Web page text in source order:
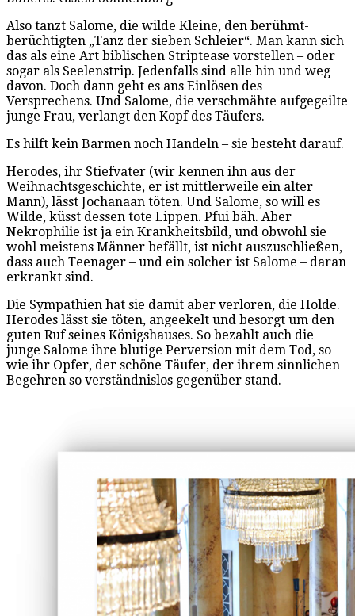
Also tanzt Salome, die wilde Kleine, den berühmt-
berüchtigten „Tanz der sieben Schleier“. Man kann sich
das als eine Art biblischen Striptease vorstellen – oder
sogar als Seelenstrip. Jedenfalls sind alle hin und weg
davon. Doch dann geht es ans Einlösen des
Versprechens. Und Salome, die verschmähte aufgegeilte
junge Frau, verlangt den Kopf des Täufers.
Es hilft kein Barmen noch Handeln – sie besteht darauf.
Herodes, ihr Stiefvater (wir kennen ihn aus der
Weihnachtsgeschichte, er ist mittlerweile ein alter
Mann), lässt Jochanaan töten. Und Salome, so will es
Wilde, küsst dessen tote Lippen. Pfui bäh. Aber
Nekrophilie ist ja ein Krankheitsbild, und obwohl sie
wohl meistens Männer befällt, ist nicht auszuschließen,
dass auch Teenager – und ein solcher ist Salome – daran
erkrankt sind.
Die Sympathien hat sie damit aber verloren, die Holde.
Herodes lässt sie töten, angeekelt und besorgt um den
guten Ruf seines Königshauses. So bezahlt auch die
junge Salome ihre blutige Perversion mit dem Tod, so
wie ihr Opfer, der schöne Täufer, der ihrem sinnlichen
Begehren so verständnislos gegenüber stand.